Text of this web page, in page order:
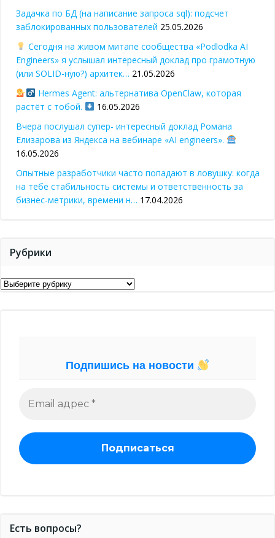
Задачка по БД (на написание запроса sql): подсчет
заблокированных пользователей 25.05.2026
Сегодня на живом митапе сообщества «Podlodka AI
Engineers» я услышал интересный доклад про грамотную
(или SOLID-ную?) архитек… 21.05.2026
Hermes Agent: альтернатива OpenClaw, которая
растёт с тобой.
16.05.2026
Вчера послушал супер- интересный доклад Романа
Елизарова из Яндекса на вебинаре «AI engineers».
16.05.2026
Опытные разработчики часто попадают в ловушку: когда
на тебе стабильность системы и ответственность за
бизнес-метрики, времени н… 17.04.2026
Рубрики
Рубрики
Подпишись на новости
Есть вопросы?